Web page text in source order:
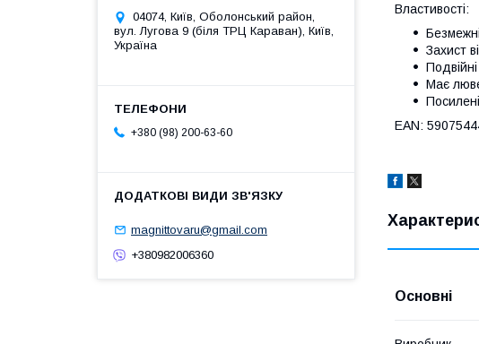
Властивості:
Захист
Має
EAN:
Основні
04074, Київ, Оболонський район,
вул. Лугова 9 (біля ТРЦ Караван), Київ,
Україна
+380 (98) 200-63-60
magnittovaru@gmail.com
+380982006360